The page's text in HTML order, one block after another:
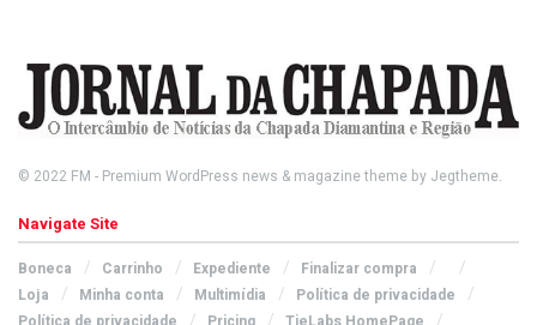
© 2022 FM - Premium WordPress news & magazine theme by Jegtheme.
Navigate Site
Boneca Carrinho Expediente
Finalizar compra
Loja
Minha conta Multimídia
Política de privacidade